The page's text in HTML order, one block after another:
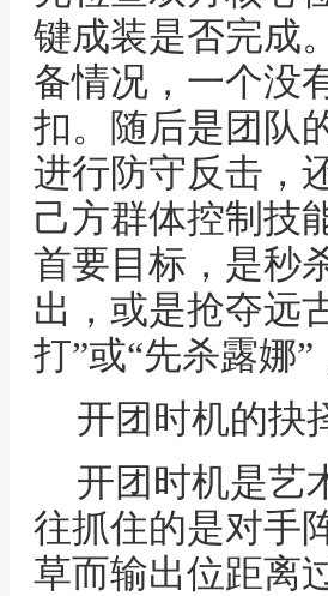
键成装是否完成
备情况，一个没
扣。随后是团队
进行防守反击，
己方群体控制技
首要目标，是秒
出，或是抢夺远
打”或“先杀露娜
开团时机的抉
开团时机是艺
往抓住的是对手
草而输出位距离